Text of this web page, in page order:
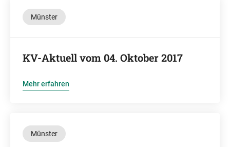
Münster
KV-Aktuell vom 04. Oktober 2017
Mehr erfahren
Münster